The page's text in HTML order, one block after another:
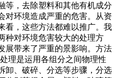
等，去除塑料和其他有机成分
对环境造成严重的危害。从资
看，这些方法都难以推广。我
种对环境危害较大的处理方
展带来了严重的景影响。方法
理是运用各组分之间物理性
卸、破碎、分选等步骤，分选